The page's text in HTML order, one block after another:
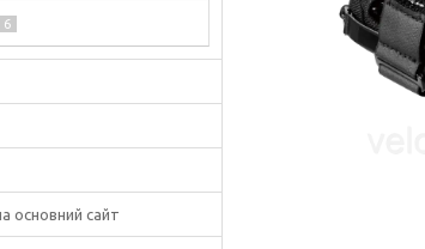
6
основний сайт